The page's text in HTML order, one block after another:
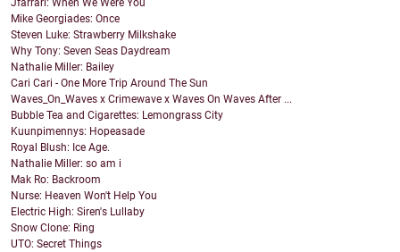
Jfarrari: When We Were You
Mike Georgiades: Once
Steven Luke: Strawberry Milkshake
Why Tony: Seven Seas Daydream
Nathalie Miller: Bailey
Cari Cari - One More Trip Around The Sun
Waves_On_Waves x Crimewave x Waves On Waves After ...
Bubble Tea and Cigarettes: Lemongrass City
Kuunpimennys: Hopeasade
Royal Blush: Ice Age.
Nathalie Miller: so am i
Mak Ro: Backroom
Nurse: Heaven Won't Help You
Electric High: Siren's Lullaby
Snow Clone: Ring
UTO: Secret Things